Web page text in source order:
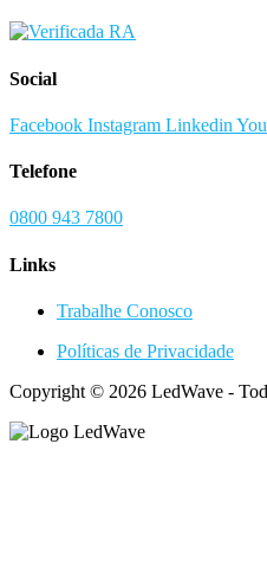
Social
Facebook Instagram Linkedin
Telefone
0800 943 7800
Links
Trabalhe Conosco
Políticas de Privacidade
Copyright © 2026 LedWave -